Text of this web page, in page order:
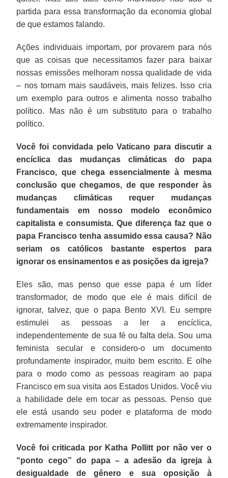
partida para essa transformação da economia global
de que estamos falando.
Ações individuais importam, por provarem para nós
que as coisas que necessitamos fazer para baixar
nossas emissões melhoram nossa qualidade de vida
– nos tornam mais saudáveis, mais felizes. Isso cria
um exemplo para outros e alimenta nosso trabalho
político. Mas não é um substituto para o trabalho
político.
Você foi convidada pelo Vaticano para discutir a
encíclica das mudanças climáticas do papa
Francisco, que chega essencialmente à mesma
conclusão que chegamos, de que responder às
mudanças climáticas requer mudanças
fundamentais em nosso modelo econômico
capitalista e consumista. Que diferença faz que o
papa Francisco tenha assumido essa causa? Não
seriam os católicos bastante espertos para
ignorar os ensinamentos e as posições da igreja?
Eles são, mas penso que esse papa é um líder
transformador, de modo que ele é mais difícil de
ignorar, talvez, que o papa Bento XVI. Eu sempre
estimulei as pessoas a ler a encíclica,
independentemente de sua fé ou falta dela. Sou uma
feminista secular e considero-o um documento
profundamente inspirador, muito bem escrito. E olhe
para o modo como as pessoas reagiram ao papa
Francisco em sua visita aos Estados Unidos. Você viu
a habilidade dele em tocar as pessoas. Penso que
ele está usando seu poder e plataforma de modo
extremamente inspirador.
Você foi criticada por Katha Pollitt por não ver o
“ponto cego” do papa – a adesão da igreja à
desigualdade de gênero e sua oposição à